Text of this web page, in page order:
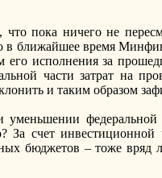
пока ничего не
ближайшее время
исполнения за
части затрат на
и таким образом
уменьшении
За счет
бюджетов – тоже